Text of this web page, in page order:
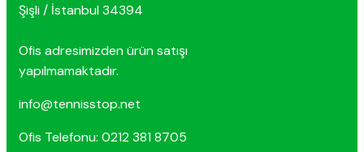
Şişli / İstanbul 34394
Ofis adresimizden ürün satışı
yapılmamaktadır.
info@tennisstop.net
Ofis Telefonu: 0212 381 8705